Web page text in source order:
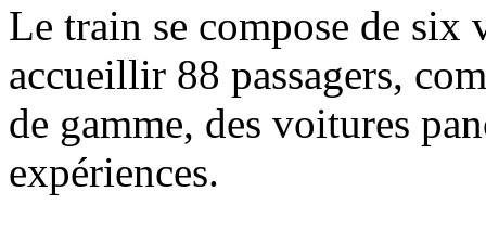
Le train se compose de six
accueillir 88 passagers,
de gamme, des voitures
expériences.